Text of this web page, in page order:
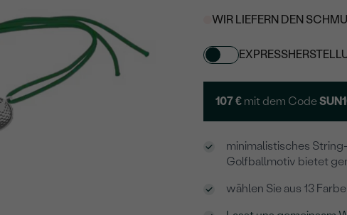
WIR LIEFERN DEN
107 € mit dem Code
minimalistisches
Golfballmotiv bietet
wählen Sie aus 13